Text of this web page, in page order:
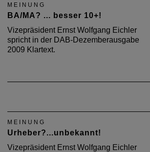
MEINUNG
BA/MA? ... besser 10+!
Vizepräsident Ernst Wolfgang Eichler
spricht in der DAB-Dezemberausgabe
2009 Klartext.
MEINUNG
Urheber?...unbekannt!
Vizepräsident Ernst Wolfgang Eichler